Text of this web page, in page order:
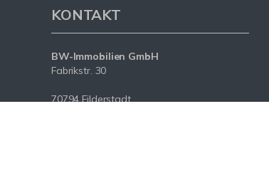
KONTAKT
BW-Immobilien GmbH
Fabrikstr. 30
70794 Filderstadt